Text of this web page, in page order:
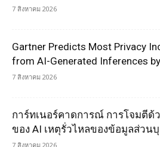
7 สิงหาคม 2026
Gartner Predicts Most Privacy
from AI-Generated Inferences
7 สิงหาคม 2026
การ์ทเนอร์คาดการณ์ การโจมตีด้
ของ AI เหตุรั่วไหลของข้อมูลส่วน
7 สิงหาคม 2026